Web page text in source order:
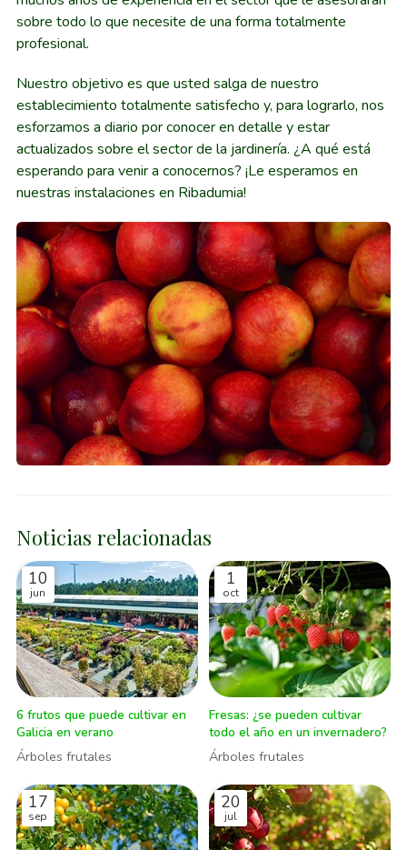
sobre todo lo que necesite de una forma totalmente
profesional.
Nuestro objetivo es que usted salga de nuestro
establecimiento totalmente satisfecho y, para lograrlo, nos
esforzamos a diario por conocer en detalle y estar
actualizados sobre el sector de la jardinería. ¿A qué está
esperando para venir a conocernos? ¡Le esperamos en
nuestras instalaciones en Ribadumia!
Noticias relacionadas
10
jun
6 frutos que puede cultivar en
Galicia en verano
Árboles frutales
1
oct
Fresas: ¿se pueden cultivar
todo el año en un invernadero?
Árboles frutales
17
sep
20
jul